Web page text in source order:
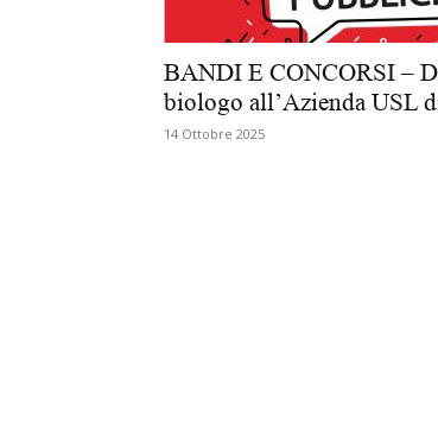
BANDI E CONCORSI –
biologo all’Azienda USL
14 Ottobre 2025